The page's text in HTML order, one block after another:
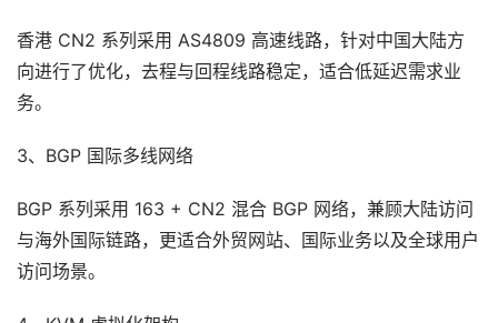
香港 CN2 系列采用 AS4809 高速线路，针对中国大陆方
向进行了优化，去程与回程线路稳定，适合低延迟需求业
务。
3、BGP 国际多线网络
BGP 系列采用 163 + CN2 混合 BGP 网络，兼顾大陆访问
与海外国际链路，更适合外贸网站、国际业务以及全球用户
访问场景。